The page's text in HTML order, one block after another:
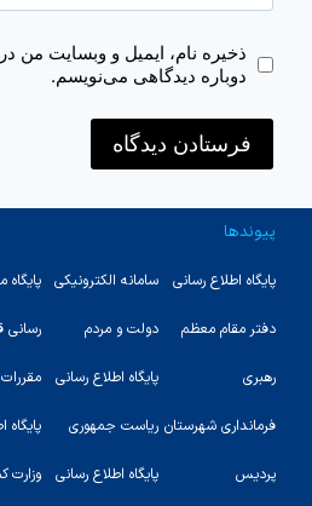
ذخیره نام، ایمیل و وبسایت من
دوباره دیدگاهی می‌نویسم.
پیوندها
پایگاه اطلاع رسانی
دفتر مقام معظم
رهبری
فرمانداری شهرستان
پردیس
سامانه الکترونیکی
دولت و مردم
پایگاه اطلاع رسانی
ریاست جمهوری
پایگاه اطلاع رسانی
پایگاه
رسانی
پایگاه
وزارت